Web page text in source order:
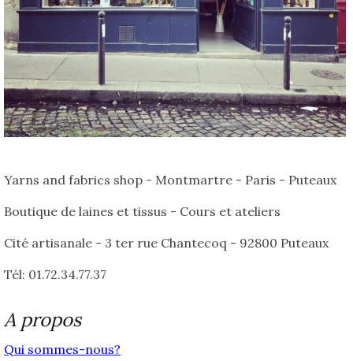
Yarns and fabrics shop - Montmartre - Paris - Puteaux
Boutique de laines et tissus - Cours et ateliers
Cité artisanale - 3 ter rue Chantecoq - 92800 Puteaux
Tél: 01.72.34.77.37
A propos
Qui sommes-nous?